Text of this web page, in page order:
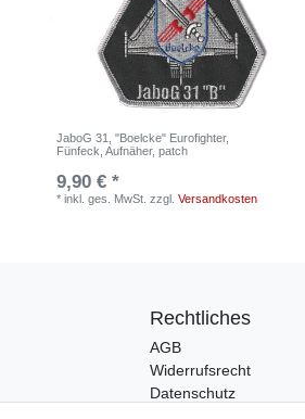
JaboG 31, "Boelcke" Eurofighter,
Fünfeck, Aufnäher, patch
9,90 € *
*inkl. ges. MwSt. zzgl.Versandkosten
Rechtliches
AGB
Widerrufsrecht
Datenschutz